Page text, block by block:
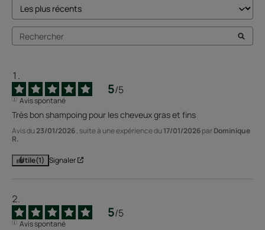
5/5
Avis spontané
Très bon shampoing pour les cheveux gras et fins
Avis du23/01/2026, suite à une expérience du 17/01/2026parDominique
R.
Utile(1) Signaler
5/5
Avis spontané